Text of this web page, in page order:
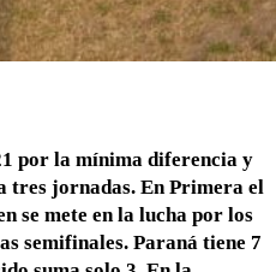
por la mínima diferencia y
tres jornadas. En Primera el
se mete en la lucha por los
semifinales. Paraná tiene 7